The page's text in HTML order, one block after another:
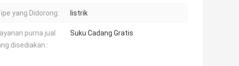
yang Didorong: listrik
purna jual
disediakan::
Suku Cadang Gratis